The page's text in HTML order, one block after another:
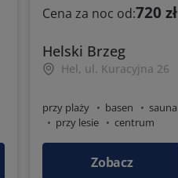
Cena za noc od:720 zł
Helski Brzeg
Hel, ul. Kuracyjna 26
przy plaży basen
sauna
przy lesie
centrum
Zobacz